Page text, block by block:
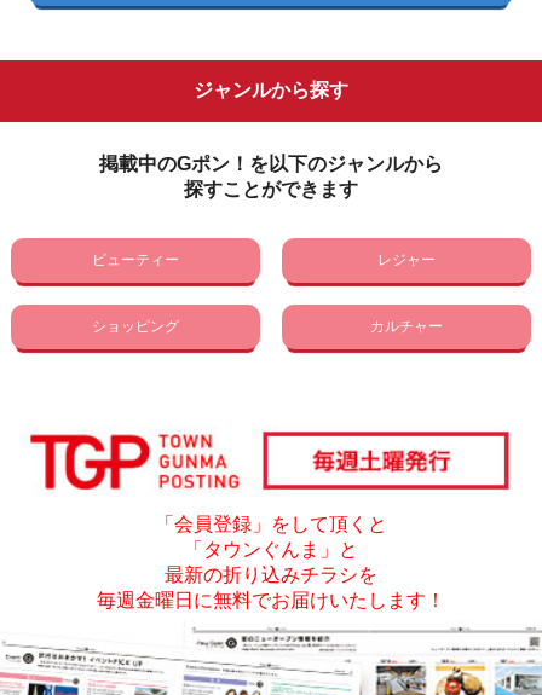
ジャンルから探す
掲載中のGポン！を以下のジャンルから
探すことができます
ビューティー レジャー
ショッピング カルチャー
「会員登録」をして頂くと
「タウンぐんま」と
最新の折り込みチラシを
毎週金曜日に無料でお届けいたします！